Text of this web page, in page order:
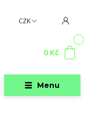
Menu
CZK
0 Kč